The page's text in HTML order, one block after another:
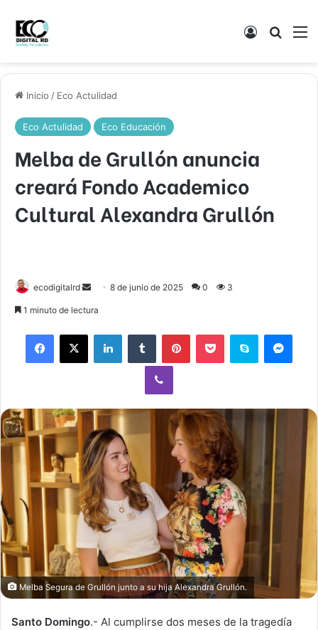
Acceso
Inicio / Eco Actulidad
Eco Actulidad Eco Educación
Melba de Grullón anuncia
creará Fondo Academico
Cultural Alexandra Grullón
ecodigitalrd
Send8 de junio de 2025 0 3
1 minuto de lectura
Facebook
X LinkedInTumblr PinterestPocket Skype
Viber
Melba Segura de Grullón junto a su hija Alexandra Grullón.
Santo Domingo.- Al cumplirse dos meses de la tragedía